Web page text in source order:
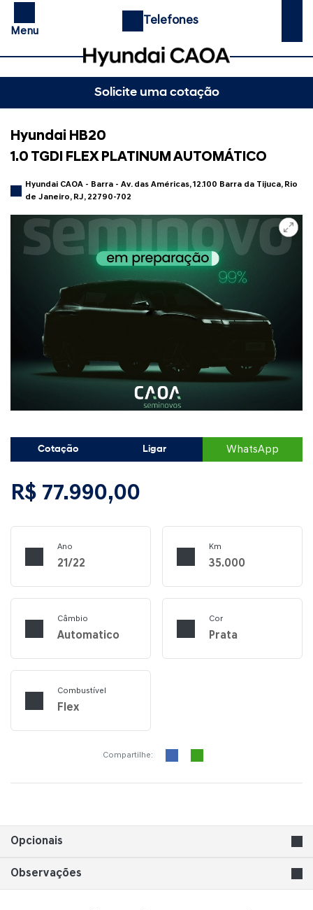
Menu
Telefones
Solicite uma cotação
Hyundai HB20
1.0 TGDI FLEX PLATINUM AUTOMÁTICO
Hyundai CAOA - Barra - Av. das Américas, 12.100 Barra da Tijuca, Rio
de Janeiro, RJ, 22790-702
Cotação Ligar WhatsApp
R$ 77.990,00
Ano
21/22
Km
35.000
Câmbio
Automatico
Cor
Prata
Combustível
Flex
Compartilhe:
Opcionais
Observações